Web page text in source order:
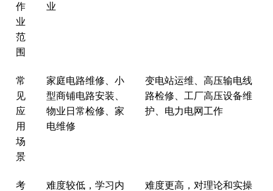
作
业
范
围‌
业
‌常
见
应
用
场
景‌
家庭电路维修、小
型商铺电路安装、
物业日常检修、家
电维修
变电站运维、高压输电线
路检修、工厂高压设备维
护、电力电网工作
‌考
难度较低，学习内
难度更高，对理论和实操